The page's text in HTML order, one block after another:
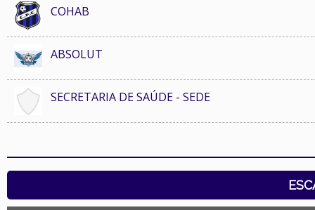
COHAB
ABSOLUT
SECRETARIA DE SAÚDE - SEDE